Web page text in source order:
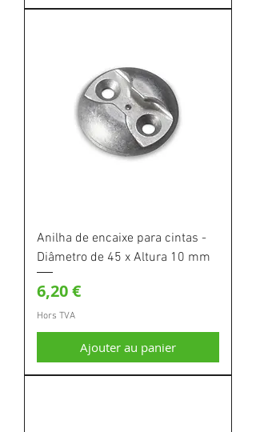
Anilha de encaixe para cintas -
Diâmetro de 45 x Altura 10 mm
Prix
6,20 €
Hors TVA
Ajouter au panier